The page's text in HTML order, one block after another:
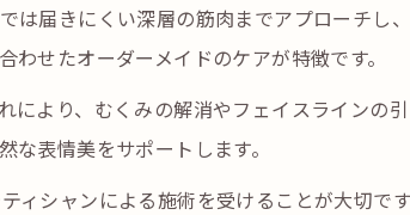
ケア
は届きにくい深層の筋肉までアプローチし
せたオーダーメイドのケアが特徴です。
により、むくみの解消やフェイスラインの
表情美をサポートします。
ィシャンによる施術を受けることが大切で